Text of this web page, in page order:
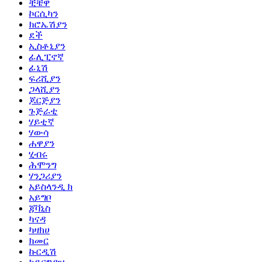
ቺቼዋ
ኮርሲካን
ክሮኤሽያን
ደች
ኢስቶኒያን
ፊሊፒኖኛ
ፊኒሽ
ፍሪሺያን
ጋላሺያን
ጆርጅያን
ጉጅራቲ
ሃይቲኛ
ሃውሳ
ሐዋያን
ሂብሩ
ሕሞንግ
ሃንጋሪያን
አይስላንዲ ክ
አይግቦ
ጃቫኒስ
ካናዳ
ካዛክሀ
ክመር
ኩርዲሽ